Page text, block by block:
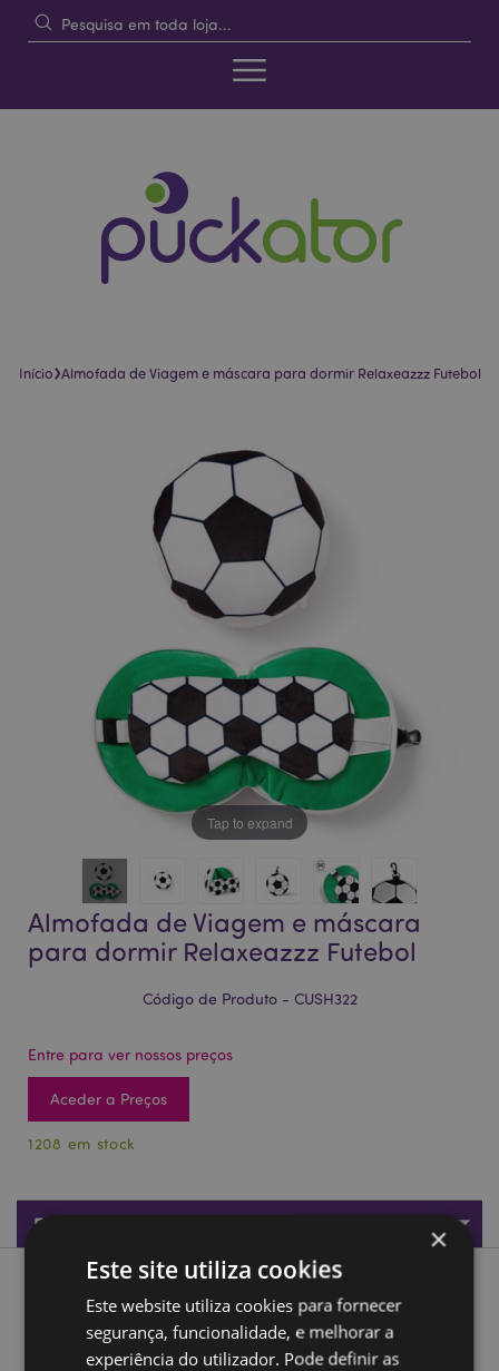
Início›Almofada de Viagem e máscara para dormir Relaxeazzz Futebol
Tap to expand
Almofada de Viagem e máscara
para dormir Relaxeazzz Futebol
Código de Produto - CUSH322
Entre para ver nossos preços
Aceder a Preços
1208 em stock
Especificações do Produto
Almofada de Viagem e máscara para dormir Relaxeazzz
×
Este site utiliza cookies
Este website utiliza cookies para fornecer
segurança, funcionalidade, e melhorar a
experiência do utilizador. Pode definir as